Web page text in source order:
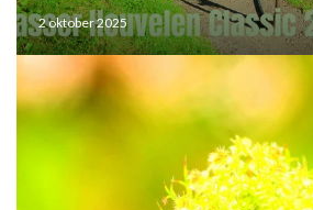
2 oktober 2025